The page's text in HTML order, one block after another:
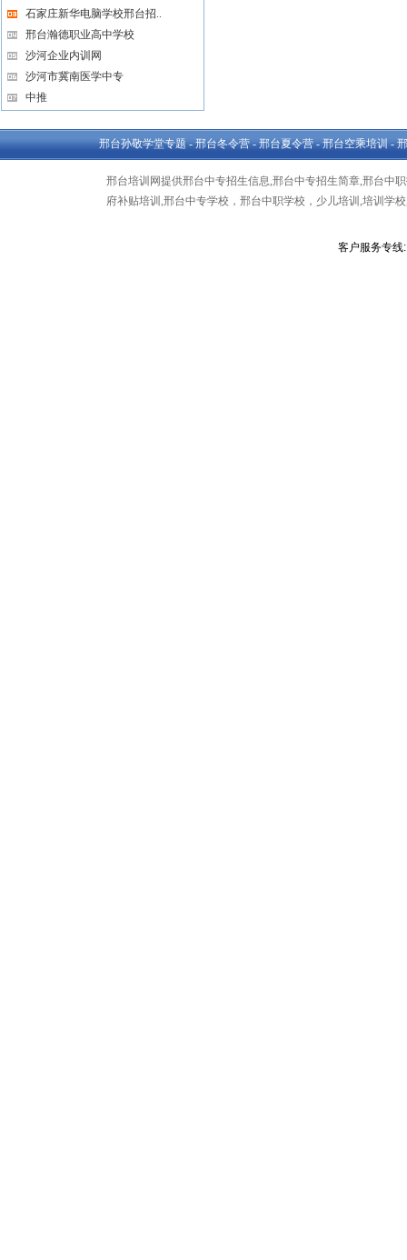
石家庄新华电脑学校邢台招..
邢台瀚德职业高中学校
沙河企业内训网
沙河市冀南医学中专
中推
邢台孙敬学堂专题 - 邢台冬令营 - 邢台夏令营 - 邢台空乘培训 -
邢台培训网提供邢台中专招生信息,邢台中专招生简章,邢台中
府补贴培训,邢台中专学校，邢台中职学校，少儿培训,培训学
客户服务专